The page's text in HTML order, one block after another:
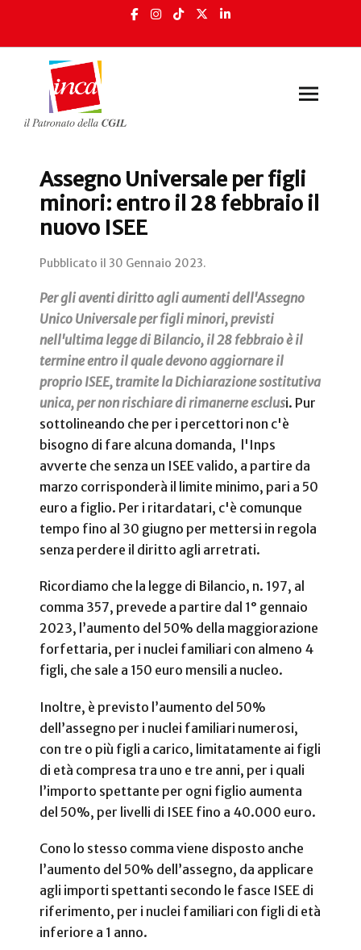
Assegno Universale per figli
minori: entro il 28 febbraio il
nuovo ISEE
Pubblicato il 30 Gennaio 2023.
Per gli aventi diritto agli aumenti dell'Assegno
Unico Universale per figli minori, previsti
nell'ultima legge di Bilancio, il 28 febbraio è il
termine entro il quale devono aggiornare il
proprio ISEE, tramite la Dichiarazione sostitutiva
unica, per non rischiare di rimanerne esclusi. Pur
sottolineando che per i percettori non c'è
bisogno di fare alcuna domanda, l'Inps
avverte che senza un ISEE valido, a partire da
marzo corrisponderà il limite minimo, pari a 50
euro a figlio. Per i ritardatari, c'è comunque
tempo fino al 30 giugno per mettersi in regola
senza perdere il diritto agli arretrati.
Ricordiamo che la legge di Bilancio, n. 197, al
comma 357, prevede a partire dal 1° gennaio
2023, l’aumento del 50% della maggiorazione
forfettaria, per i nuclei familiari con almeno 4
figli, che sale a 150 euro mensili a nucleo.
Inoltre, è previsto l’aumento del 50%
dell’assegno per i nuclei familiari numerosi,
con tre o più figli a carico, limitatamente ai figli
di età compresa tra uno e tre anni, per i quali
l’importo spettante per ogni figlio aumenta
del 50%, per livelli di ISEE fino a 40.000 euro.
Cono lo stesso comma viene disposto anche
l’aumento del 50% dell’assegno, da applicare
agli importi spettanti secondo le fasce ISEE di
riferimento, per i nuclei familiari con figli di età
inferiore a 1 anno.